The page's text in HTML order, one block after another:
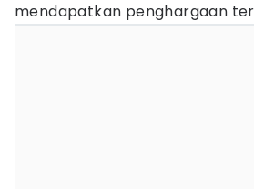
mendapatkan penghargaan